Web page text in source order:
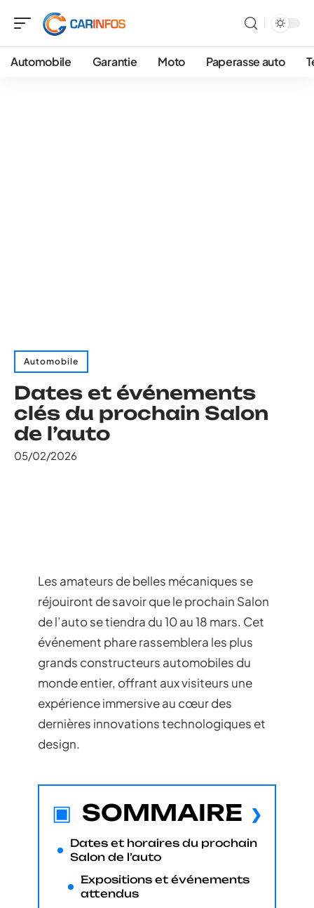
Automobile Garantie Moto Paperasse auto
Automobile
Dates et événements
clés du prochain Salon
de l’auto
05/02/2026
Les amateurs de belles mécaniques se
réjouiront de savoir que le prochain Salon
de l’auto se tiendra du 10 au 18 mars. Cet
événement phare rassemblera les plus
grands constructeurs automobiles du
monde entier, offrant aux visiteurs une
expérience immersive au cœur des
dernières innovations technologiques et
design.
SOMMAIRE
Dates et horaires du prochain
Salon de l’auto
Expositions et événements
attendus